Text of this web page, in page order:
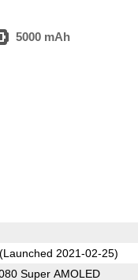
5000 mAh
(Launched 2021-02-25)
Super AMOLED